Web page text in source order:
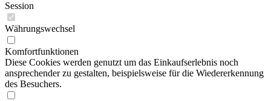
Session
Währungswechsel
Komfortfunktionen
Diese Cookies werden genutzt um das Einkaufserlebnis noch
ansprechender zu gestalten, beispielsweise für die Wiedererkennung
des Besuchers.